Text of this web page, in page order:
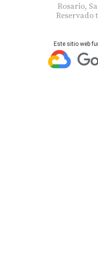
Rosario,
Reservado
Este sitio web